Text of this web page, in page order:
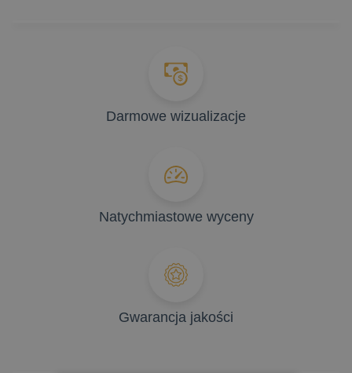
Darmowe wizualizacje
Natychmiastowe wyceny
Gwarancja jakości